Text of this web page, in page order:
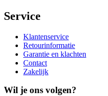
Service
Klantenservice
Retourinformatie
Garantie en klachten
Contact
Zakelijk
Wil je ons volgen?